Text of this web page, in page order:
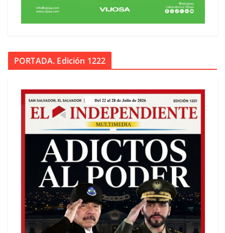
PORTADA. Edición 1222